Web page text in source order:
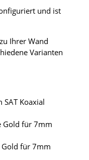
und ist
Ihrer Wand
Varianten
Koaxial
Gold für 7mm
Gold für 7mm